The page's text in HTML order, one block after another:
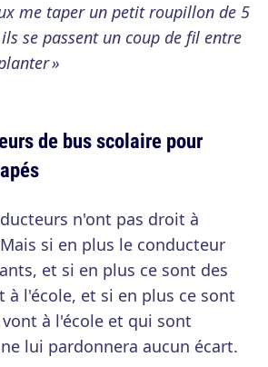
me taper un petit roupillon de 5
se passent un coup de fil entre
»
de bus scolaire pour
n'ont pas droit à
si en plus le conducteur
et si en plus ce sont des
à l'école, et si en plus ce sont
à l'école et qui sont
lui pardonnera aucun écart.